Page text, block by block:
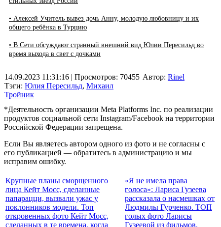
• Алексей Учитель вывез дочь Анну, молодую любовницу и их
общего ребёнка в Турцию
• В Сети обсуждают странный внешний вид Юлии Пересильд во
время выхода в свет с дочками
14.09.2023 11:31:16 | Просмотров: 70455
Тэги: Юлия Пересильд, Михаил
Тройник
Автор: Rinel
*Деятельность организации Meta Platforms Inc. по реализации
продуктов социальной сети Instagram/Facebook на территории
Российской Федерации запрещена.
Если Вы являетесь автором одного из фото и не согласны с
его публикацией — обратитесь в администрацию и мы
исправим ошибку.
Крупные планы сморщенного
лица Кейт Мосс, сделанные
папарацци, вызвали ужас у
поклонников модели. Топ
откровенных фото Кейт Мосс,
сделанных в те времена, когда
«Я не имела права
голоса»: Лариса Гузеева
рассказала о насмешках от
Людмилы Гурченко. ТОП
голых фото Ларисы
Гузеевой из фильмов,